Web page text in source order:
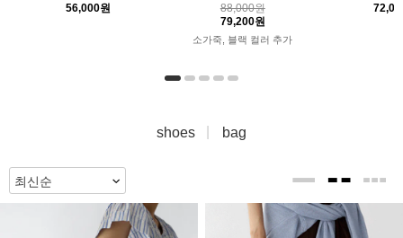
56,000원
88,000원
79,200원
소가죽, 블랙 컬러 추가
shoes bag